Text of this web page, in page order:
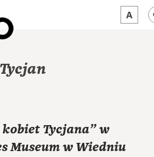
Tycjan
Tycjana" w
Museum w Wiedniu